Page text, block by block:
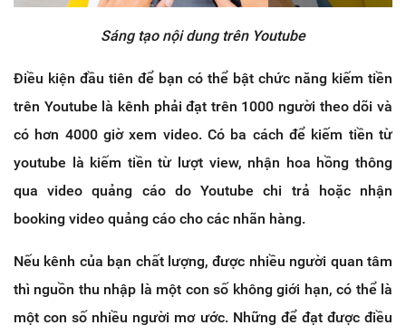
Sáng tạo nội dung trên Youtube
Điều kiện đầu tiên để bạn có thể bật chức năng kiếm tiền
trên Youtube là kênh phải đạt trên 1000 người theo dõi và
có hơn 4000 giờ xem video. Có ba cách để kiếm tiền từ
youtube là kiếm tiền từ lượt view, nhận hoa hồng thông
qua video quảng cáo do Youtube chi trả hoặc nhận
booking video quảng cáo cho các nhãn hàng.
Nếu kênh của bạn chất lượng, được nhiều người quan tâm
thì nguồn thu nhập là một con số không giới hạn, có thể là
một con số nhiều người mơ ước. Những để đạt được điều